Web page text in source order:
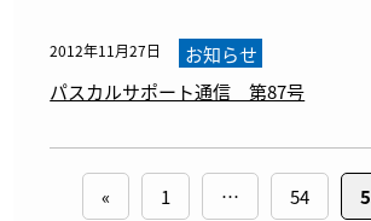
2012年11月27日
お知らせ
パスカルサポート通信 第87号
« 1 … 54